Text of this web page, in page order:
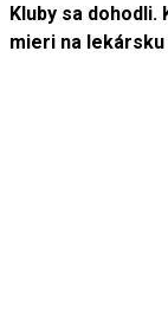
Kluby sa dohodli.
mieri na